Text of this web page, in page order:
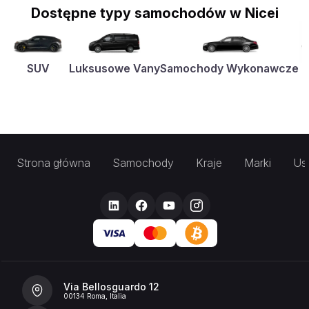
Dostępne typy samochodów w Nicei
SUV Luksusowe VanySamochody Wykonawcze
Strona główna Samochody Kraje Marki
Via Bellosguardo 12
00134 Roma, Italia